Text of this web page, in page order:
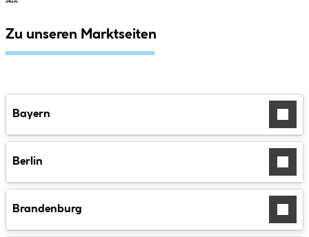
die
von
Dieser
Service
Daten
Ihren
Aktivitäten
Zu unseren Marktseiten
Bayern
Berlin
Brandenburg